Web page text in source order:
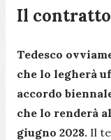
Il contratto
Tedesco
che lo legherà
accordo
che lo renderà
giugno 2028. Il